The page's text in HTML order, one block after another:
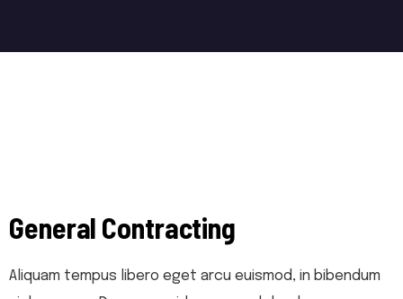
General Contracting
Aliquam tempus libero eget arcu euismod, in bibendum